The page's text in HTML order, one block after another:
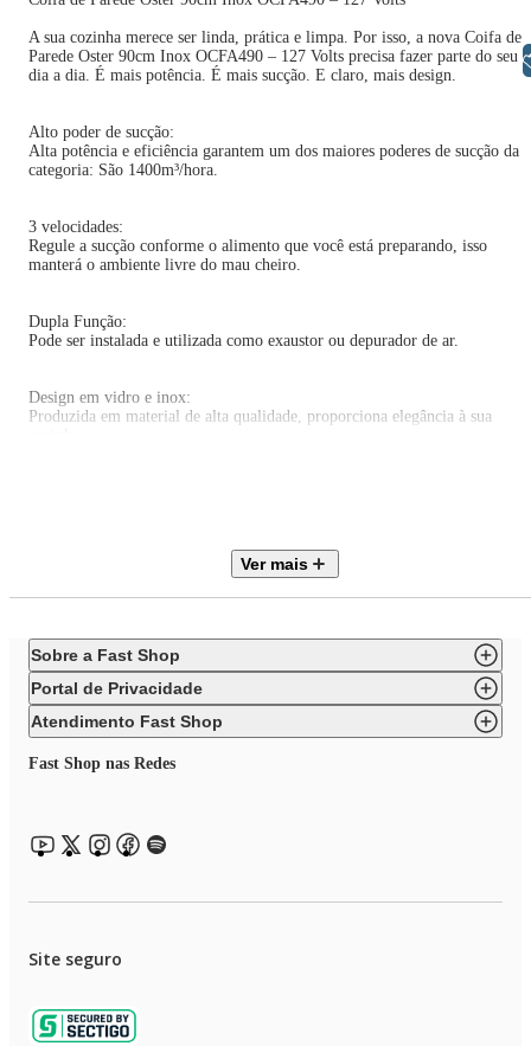
A sua cozinha merece ser linda, prática e limpa. Por isso, a nova Coifa de
Parede Oster 90cm Inox OCFA490 – 127 Volts precisa fazer parte do seu
dia a dia. É mais potência. É mais sucção. E claro, mais design.
Alto poder de sucção:
Alta potência e eficiência garantem um dos maiores poderes de sucção da
categoria: São 1400m³/hora.
3 velocidades:
Regule a sucção conforme o alimento que você está preparando, isso
manterá o ambiente livre do mau cheiro.
Dupla Função:
Pode ser instalada e utilizada como exaustor ou depurador de ar.
Design em vidro e inox:
Produzida em material de alta qualidade, proporciona elegância à sua
Altura regulável:
Ajuste o duto flexível de acordo com a instalação da sua cozinha. Ideal
fogões de até 6 bocas.
Imagens meramente ilustrativas.
Ver mais
Sobre a Fast Shop
Portal de Privacidade
Atendimento Fast Shop
Fast Shop nas Redes
Site seguro
Libras